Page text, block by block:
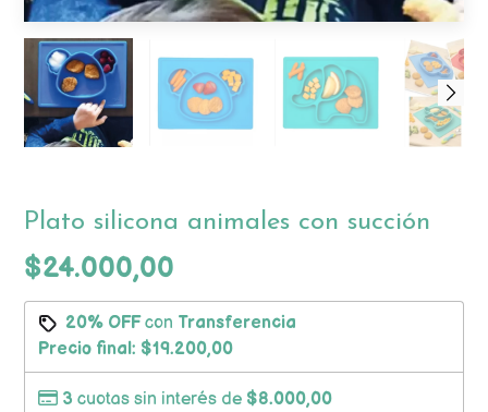
Plato silicona animales con succión
$24.000,00
20% OFFcon Transferencia
Precio final: $19.200,00
3 cuotas sin interés de $8.000,00